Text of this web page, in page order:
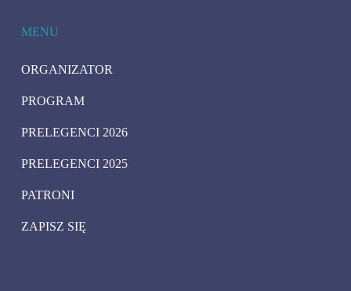
MENU
ORGANIZATOR
PROGRAM
PRELEGENCI 2026
PRELEGENCI 2025
PATRONI
ZAPISZ SIĘ